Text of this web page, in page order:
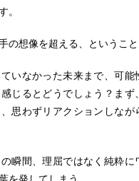
。
の想像を超える、ということ
いなかった未来まで、可能
じるとどうでしょう？まず
思わずリアクションしなが
瞬間、理屈ではなく純粋に
を発してしまう。